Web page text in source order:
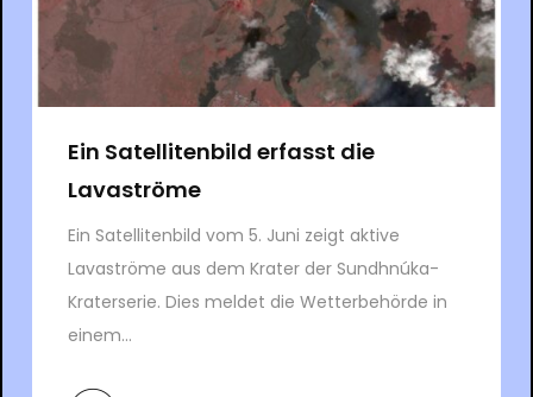
Ein Satellitenbild erfasst die
Lavaströme
Ein Satellitenbild vom 5. Juni zeigt aktive
Lavaströme aus dem Krater der Sundhnúka-
Kraterserie. Dies meldet die Wetterbehörde in
einem...